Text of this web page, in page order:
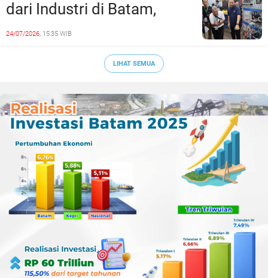
dari Industri di Batam,
Siapkan Lulusan Siap Kerja
24/07/2026, 15:35 WIB
LIHAT SEMUA